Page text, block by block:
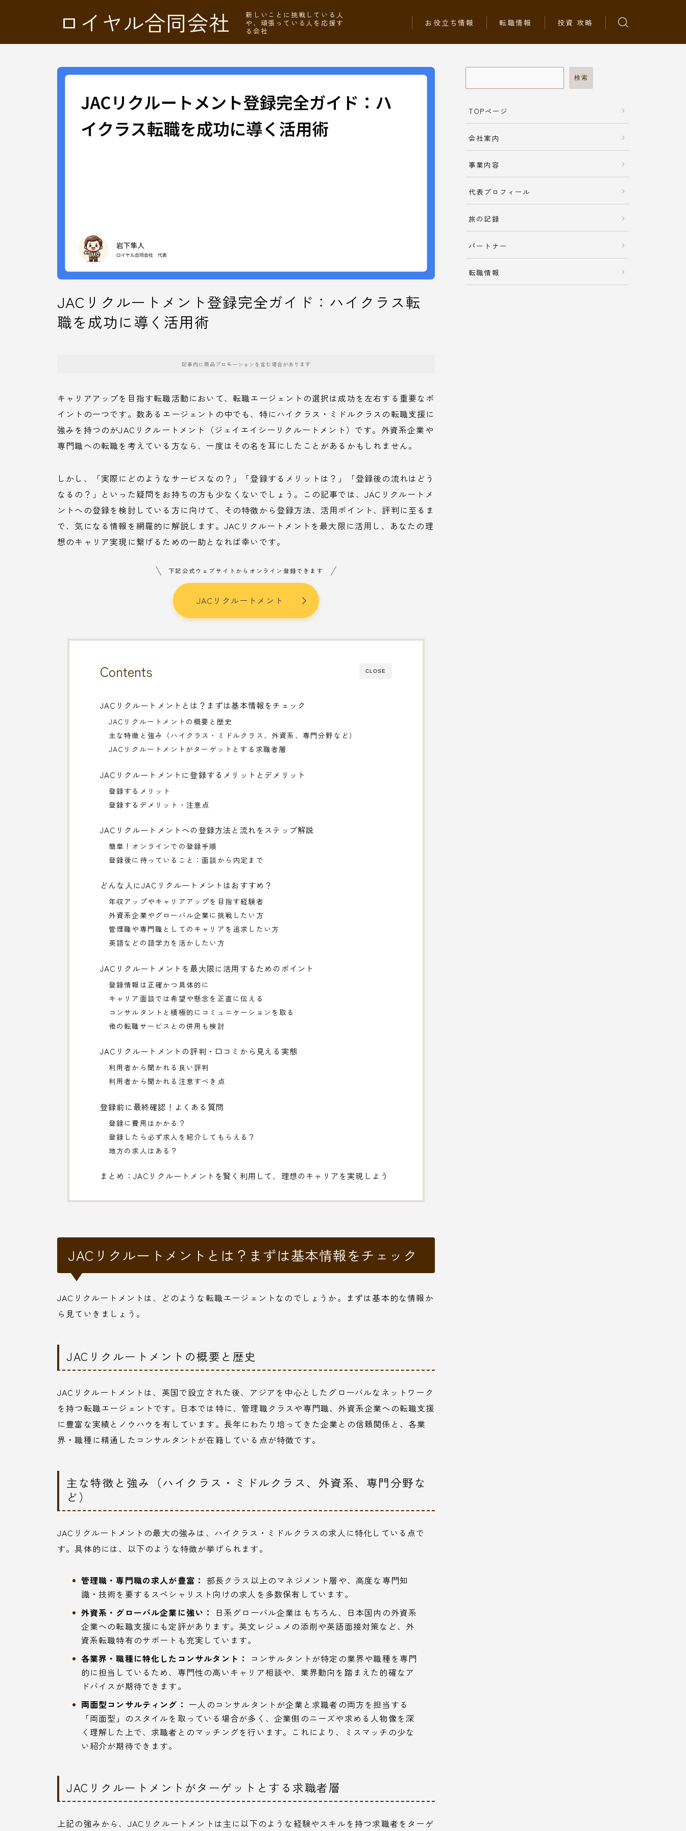
ロイヤル合同会社
新しいことに挑戦している人
や、頑張っている人を応援す
る会社
お役立ち情報 転職情報 投資 攻略
JACリクルートメント登録完全ガイド：ハイクラス転
職を成功に導く活用術
記事内に商品プロモーションを含む場合があります
キャリアアップを目指す転職活動において、転職エージェントの選択は成功を左右する重要なポ
イントの一つです。数あるエージェントの中でも、特にハイクラス・ミドルクラスの転職支援に
強みを持つのがJACリクルートメント（ジェイエイシーリクルートメント）です。外資系企業や
専門職への転職を考えている方なら、一度はその名を耳にしたことがあるかもしれません。
しかし、「実際にどのようなサービスなの？」「登録するメリットは？」「登録後の流れはどう
なるの？」といった疑問をお持ちの方も少なくないでしょう。この記事では、JACリクルートメ
ントへの登録を検討している方に向けて、その特徴から登録方法、活用ポイント、評判に至るま
で、気になる情報を網羅的に解説します。JACリクルートメントを最大限に活用し、あなたの理
想のキャリア実現に繋げるための一助となれば幸いです。
下記公式ウェブサイトからオンライン登録できます
JACリクルートメント
CLOSE
Contents
JACリクルートメントとは？まずは基本情報をチェック
JACリクルートメントの概要と歴史
主な特徴と強み（ハイクラス・ミドルクラス、外資系、専門分野など）
JACリクルートメントがターゲットとする求職者層
JACリクルートメントに登録するメリットとデメリット
登録するメリット
登録するデメリット・注意点
JACリクルートメントへの登録方法と流れをステップ解説
簡単！オンラインでの登録手順
登録後に待っていること：面談から内定まで
どんな人にJACリクルートメントはおすすめ？
年収アップやキャリアアップを目指す経験者
外資系企業やグローバル企業に挑戦したい方
管理職や専門職としてのキャリアを追求したい方
英語などの語学力を活かしたい方
JACリクルートメントを最大限に活用するためのポイント
登録情報は正確かつ具体的に
キャリア面談では希望や懸念を正直に伝える
コンサルタントと積極的にコミュニケーションを取る
他の転職サービスとの併用も検討
JACリクルートメントの評判・口コミから見える実態
利用者から聞かれる良い評判
利用者から聞かれる注意すべき点
登録前に最終確認！よくある質問
登録に費用はかかる？
登録したら必ず求人を紹介してもらえる？
地方の求人はある？
まとめ：JACリクルートメントを賢く利用して、理想のキャリアを実現しよう
JACリクルートメントとは？まずは基本情報をチェック
JACリクルートメントは、どのような転職エージェントなのでしょうか。まずは基本的な情報か
ら見ていきましょう。
JACリクルートメントの概要と歴史
JACリクルートメントは、英国で設立された後、アジアを中心としたグローバルなネットワーク
を持つ転職エージェントです。日本では特に、管理職クラスや専門職、外資系企業への転職支援
に豊富な実績とノウハウを有しています。長年にわたり培ってきた企業との信頼関係と、各業
界・職種に精通したコンサルタントが在籍している点が特徴です。
主な特徴と強み（ハイクラス・ミドルクラス、外資系、専門分野な
ど）
JACリクルートメントの最大の強みは、ハイクラス・ミドルクラスの求人に特化している点で
す。具体的には、以下のような特徴が挙げられます。
管理職・専門職の求人が豊富： 部長クラス以上のマネジメント層や、高度な専門知
識・技術を要するスペシャリスト向けの求人を多数保有しています。
外資系・グローバル企業に強い：
日系グローバル企業はもちろん、日本国内の外資系
企業への転職支援にも定評があります。英文レジュメの添削や英語面接対策など、外
資系転職特有のサポートも充実しています。
各業界・職種に特化したコンサルタント：
コンサルタントが特定の業界や職種を専門
的に担当しているため、専門性の高いキャリア相談や、業界動向を踏まえた的確なア
ドバイスが期待できます。
両面型コンサルティング： 一人のコンサルタントが企業と求職者の両方を担当する
「両面型」のスタイルを取っている場合が多く、企業側のニーズや求める人物像を深
く理解した上で、求職者とのマッチングを行います。これにより、ミスマッチの少な
い紹介が期待できます。
JACリクルートメントがターゲットとする求職者層
上記の強みから、JACリクルートメントは主に以下のような経験やスキルを持つ求職者をターゲ
検索
TOPページ
会社案内
事業内容
代表プロフィール
旅の記録
パートナー
転職情報